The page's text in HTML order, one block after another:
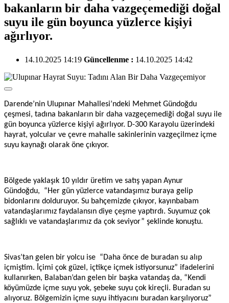
bakanların bir daha vazgeçemediği doğal
suyu ile gün boyunca yüzlerce kişiyi
ağırlıyor.
14.10.2025 14:19 Güncellenme : 14.10.2025 14:42
Darende’nin Ulupınar Mahallesi’ndeki Mehmet Gündoğdu
çeşmesi, tadına bakanların bir daha vazgeçemediği doğal suyu ile
gün boyunca yüzlerce kişiyi ağırlıyor. D-300 Karayolu üzerindeki
hayrat, yolcular ve çevre mahalle sakinlerinin vazgeçilmez içme
suyu kaynağı olarak öne çıkıyor.
Bölgede yaklaşık 10 yıldır üretim ve satış yapan Aynur
Gündoğdu, “Her gün yüzlerce vatandaşımız buraya gelip
bidonlarını dolduruyor. Su bahçemizde çıkıyor, kayınbabam
vatandaşlarımız faydalansın diye çeşme yaptırdı. Suyumuz çok
sağlıklı ve vatandaşlarımız da çok seviyor” şeklinde konuştu.
Sivas’tan gelen bir yolcu ise “Daha önce de buradan su alıp
içmiştim. İçimi çok güzel, içtikçe içmek istiyorsunuz” ifadelerini
kullanırken, Balaban’dan gelen bir başka vatandaş da, “Kendi
köyümüzde içme suyu yok, şebeke suyu çok kireçli. Buradan su
alıyoruz. Bölgemizin içme suyu ihtiyacını buradan karşılıyoruz”